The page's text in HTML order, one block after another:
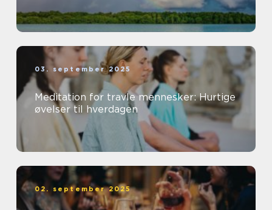
03. september 2025
Meditation for travle mennesker: Hurtige
øvelser til hverdagen
02. september 2025